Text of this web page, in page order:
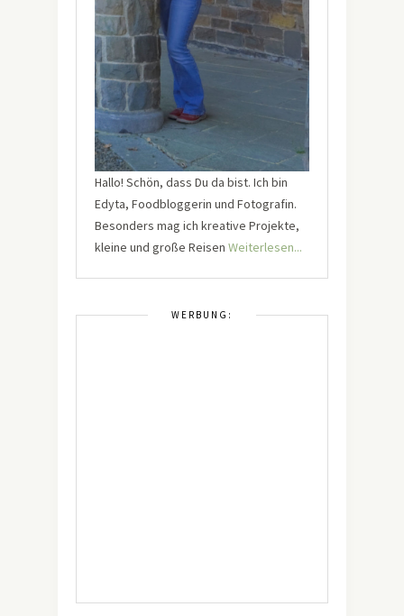
Hallo! Schön, dass Du da bist. Ich bin
Edyta, Foodbloggerin und Fotografin.
Besonders mag ich kreative Projekte,
kleine und große Reisen Weiterlesen...
WERBUNG: